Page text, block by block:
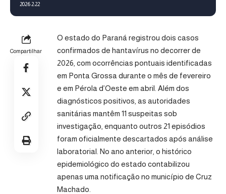
2026 2:22
Compartilhar
O estado do Paraná registrou dois casos
confirmados de hantavírus no decorrer de
2026, com ocorrências pontuais identificadas
em Ponta Grossa durante o mês de fevereiro
e em Pérola d’Oeste em abril. Além dos
diagnósticos positivos, as autoridades
sanitárias mantêm 11 suspeitas sob
investigação, enquanto outros 21 episódios
foram oficialmente descartados após análise
laboratorial. No ano anterior, o histórico
epidemiológico do estado contabilizou
apenas uma notificação no município de Cruz
Machado.